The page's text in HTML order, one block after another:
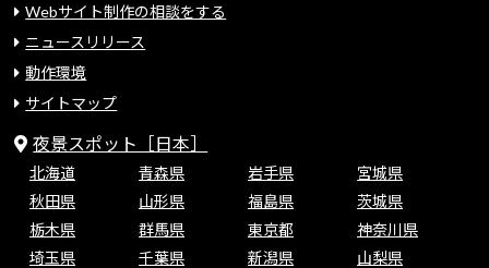
Webサイト制作の相談をする
ニュースリリース
動作環境
サイトマップ
夜景スポット［日本］
北海道 青森県 岩手県
宮城県
秋田県
山形県 福島県
茨城県
栃木県
群馬県 東京都
神奈川県
埼玉県
千葉県 新潟県
山梨県